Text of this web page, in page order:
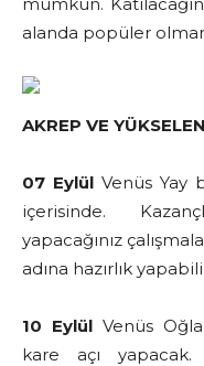
alanda popüler
AKREP VE
07 Eylül Venüs Yay
içerisinde.
yapacağınız
adına hazırlık
10 Eylül Venüs
kare açı